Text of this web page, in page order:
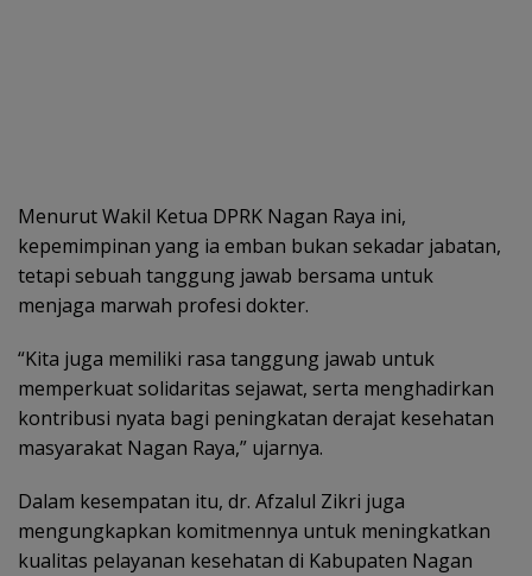
Menurut Wakil Ketua DPRK Nagan Raya ini,
kepemimpinan yang ia emban bukan sekadar jabatan,
tetapi sebuah tanggung jawab bersama untuk
menjaga marwah profesi dokter.
“Kita juga memiliki rasa tanggung jawab untuk
memperkuat solidaritas sejawat, serta menghadirkan
kontribusi nyata bagi peningkatan derajat kesehatan
masyarakat Nagan Raya,” ujarnya.
Dalam kesempatan itu, dr. Afzalul Zikri juga
mengungkapkan komitmennya untuk meningkatkan
kualitas pelayanan kesehatan di Kabupaten Nagan